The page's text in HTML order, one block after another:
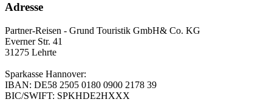
Adresse
Partner-Reisen - Grund Touristik GmbH& Co. KG
Everner Str. 41
31275 Lehrte
Sparkasse Hannover:
IBAN: DE58 2505 0180 0900 2178 39
BIC/SWIFT: SPKHDE2HXXX